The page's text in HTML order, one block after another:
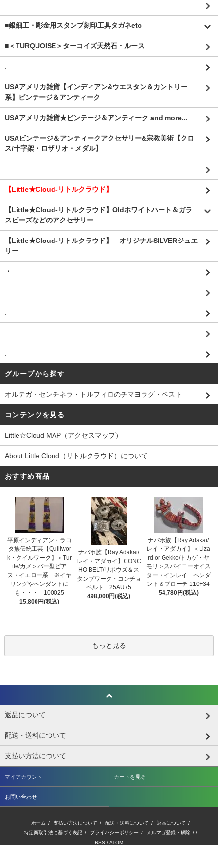
.
■銀細工・彫金用スタンプ刻印工具タガネetc
■＜TURQUOISE＞ターコイズ天然石・ルース
.
USAアメリカ雑貨【インディアン&ウエスタン＆カントリー
系】ビンテージ＆アンティーク
USAアメリカ雑貨★ビンテージ＆アンティーク and more...
USAビンテージ＆アンティークアクセサリー&宗教美術【クロ
ス/十字架・ロザリオ・メダル】
.
【Little★Cloud-リトルクラウド】
【Little★Cloud-リトルクラウド】Oldホワイトハート＆ガラ
スビーズなどのアクセサリー
【Little★Cloud-リトルクラウド】 オリジナルSILVERジュエ
リー
・
.
.
.
.
グループから探す
オルテガ・センチネラ・トルフィロのチマヨラグ・ベスト
コンテンツを見る
Little☆Cloud MAP（アクセスマップ）
About Little Cloud（リトルクラウド）について
おすすめ商品
平原インディアン・ラコ
タ族伝統工芸【Quillwor
k・クイルワーク】＜Tur
tle/カメ＞バー型ピア
ス・イエロー系 ※イヤ
リングやペンダントに
も・・・ 100025
15,800円(税込)
ナバホ族【Ray Adakai/
レイ・アダカイ】CONC
HO BELT/リポウズ＆ス
タンプワーク・コンチョ
ベルト 25AU75
498,000円(税込)
ナバホ族【Ray Adakai/
レイ・アダカイ】＜Liza
rd or Gekko/トカゲ・ヤ
モリ＞スパイニーオイス
ター・インレイ ペンダ
ント＆ブローチ 110F34
54,780円(税込)
もっと見る
返品について
配送・送料について
支払い方法について
マイアカウント カートを見る
お問い合わせ
ホーム / 支払い方法について / 配送・送料について / 返品について /
特定商取引法に基づく表記 / プライバシーポリシー / メルマガ登録・解除 / /
RSS / ATOM